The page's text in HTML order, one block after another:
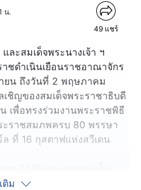
น.
49 แชร์
ละสมเด็จพระนางเจ้า ฯ
ชดำเนินเยือนราชอาณาจักร
ยน ถึงวันที่ 2 พฤษภาคม
ชิญของสมเด็จพระราชาธิบดี
เพื่อทรงร่วมงานพระราชพิธี
ะราชสมภพครบ 80 พรรษา
ที่ 16 กุสตาฟแห่งสวีเดน
างเจ้า ฯ พระบรมราชินี จะ
ติม